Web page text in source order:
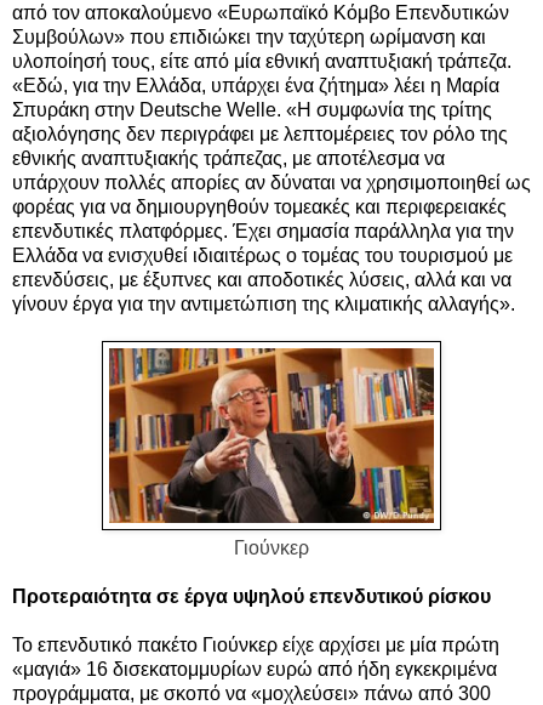
από τον αποκαλούμενο «Ευρωπαϊκό Κόμβο Επενδυτικών
Συμβούλων» που επιδιώκει την ταχύτερη ωρίμανση και
υλοποίησή τους, είτε από μία εθνική αναπτυξιακή τράπεζα.
«Εδώ, για την Ελλάδα, υπάρχει ένα ζήτημα» λέει η Μαρία
Σπυράκη στην Deutsche Welle. «Η συμφωνία της τρίτης
αξιολόγησης δεν περιγράφει με λεπτομέρειες τον ρόλο της
εθνικής αναπτυξιακής τράπεζας, με αποτέλεσμα να
υπάρχουν πολλές απορίες αν δύναται να χρησιμοποιηθεί ως
φορέας για να δημιουργηθούν τομεακές και περιφερειακές
επενδυτικές πλατφόρμες. Έχει σημασία παράλληλα για την
Ελλάδα να ενισχυθεί ιδιαιτέρως ο τομέας του τουρισμού με
επενδύσεις, με έξυπνες και αποδοτικές λύσεις, αλλά και να
γίνουν έργα για την αντιμετώπιση της κλιματικής αλλαγής».
Γιούνκερ
Προτεραιότητα σε έργα υψηλού επενδυτικού ρίσκου
Το επενδυτικό πακέτο Γιούνκερ είχε αρχίσει με μία πρώτη
«μαγιά» 16 δισεκατομμυρίων ευρώ από ήδη εγκεκριμένα
προγράμματα, με σκοπό να «μοχλεύσει» πάνω από 300